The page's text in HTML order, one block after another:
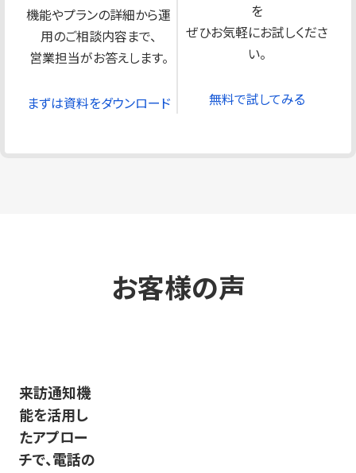
機能やプランの詳細から運
用のご相談内容まで、
営業担当がお答えします。
まずは資料をダウンロード
を
ぜひお気軽にお試しくださ
い。
無料で試してみる
お客様の声
来訪通知機
能を活用し
たアプロー
チで、電話の